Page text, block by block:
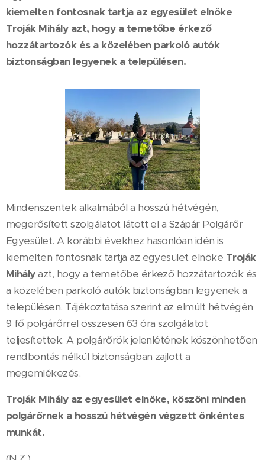
kiemelten fontosnak tartja az egyesület elnöke
Troják Mihály azt, hogy a temetőbe érkező
hozzátartozók és a közelében parkoló autók
biztonságban legyenek a településen.
Mindenszentek alkalmából a hosszú hétvégén,
megerősített szolgálatot látott el a Szápár Polgárőr
Egyesület. A korábbi évekhez hasonlóan idén is
kiemelten fontosnak tartja az egyesület elnöke Troják
Mihályazt, hogy a temetőbe érkező hozzátartozók és
a közelében parkoló autók biztonságban legyenek a
településen. Tájékoztatása szerint az elmúlt hétvégén
9 fő polgárőrrel összesen 63 óra szolgálatot
teljesítettek. A polgárőrök jelenlétének köszönhetően
rendbontás nélkül biztonságban zajlott a
megemlékezés.
Troják Mihály az egyesület elnöke, köszöni minden
polgárőrnek a hosszú hétvégén végzett önkéntes
munkát.